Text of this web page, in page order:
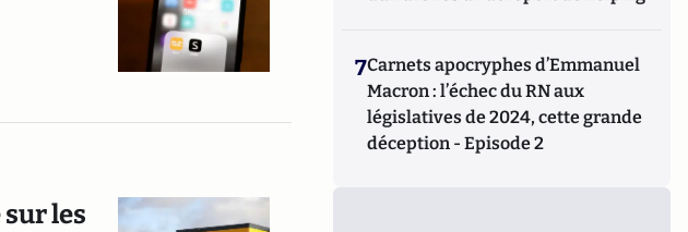
les
7Carnets apocryphes d’Emmanuel
Macron : l’échec du RN aux
législatives de 2024, cette grande
déception - Episode 2